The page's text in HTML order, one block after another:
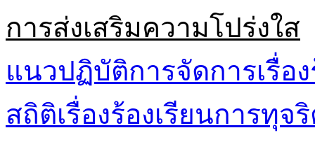
การส่งเสริมความโปร่งใส
แนวปฏิบัติการจัดการเรื่อ
สถิติเรื่องร้องเรียนการทุจ